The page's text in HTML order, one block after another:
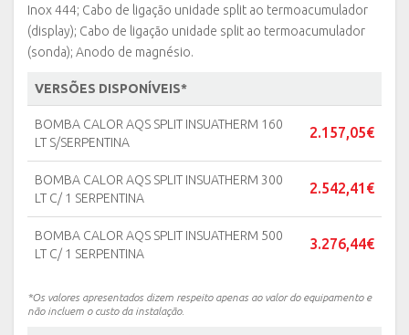
Inox 444; Cabo de ligação unidade split ao termoacumulador
(display); Cabo de ligação unidade split ao termoacumulador
(sonda); Anodo de magnésio.
VERSÕES DISPONÍVEIS*
BOMBA CALOR AQS SPLIT INSUATHERM 160
LT S/SERPENTINA
2.157,05€
BOMBA CALOR AQS SPLIT INSUATHERM 300
LT C/ 1 SERPENTINA
2.542,41€
BOMBA CALOR AQS SPLIT INSUATHERM 500
LT C/ 1 SERPENTINA
3.276,44€
*Os valores apresentados dizem respeito apenas ao valor do equipamento e
não incluem o custo da instalação.